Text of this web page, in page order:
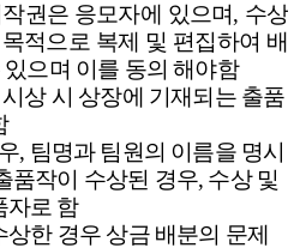
권은 응모자에 있으며, 수상
적으로 복제 및 편집하여 배
으며 이를 동의 해야함
상 시 상장에 기재되는 출품
, 팀명과 팀원의 이름을 명시
품작이 수상된 경우, 수상 및
자로 함
한 경우 상금 배분의 문제